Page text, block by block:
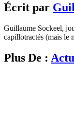
Écrit par
Guillaume Sockeel,
capillotractés (mais le
Plus De :